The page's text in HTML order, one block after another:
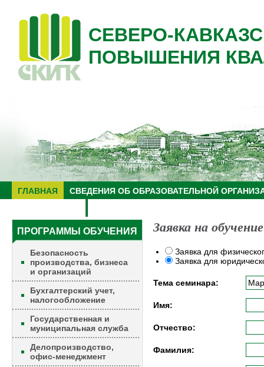
СЕВЕРО-
ПОВЫШЕНИЯ
ГЛАВНАЯ
СВЕДЕНИЯ ОБ ОБРАЗОВАТЕЛЬНОЙ
ПРОГРАММЫ ОБУЧЕНИЯ
Безопасность
производства, бизнеса
и организаций
Бухгалтерский учет,
налогообложение
Государственная и
муниципальная служба
Делопроизводство,
офис-менеджмент
Заявка на обучение
Заявка для
Заявка для
Тема семинара:
Имя:
Отчество:
Фамилия: